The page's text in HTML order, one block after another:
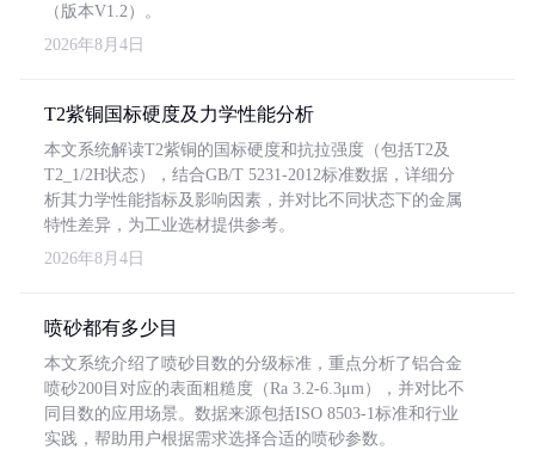
（版本V1.2）。
2026年8月4日
T2紫铜国标硬度及力学性能分析
本文系统解读T2紫铜的国标硬度和抗拉强度（包括T2及
T2_1/2H状态），结合GB/T 5231-2012标准数据，详细分
析其力学性能指标及影响因素，并对比不同状态下的金属
特性差异，为工业选材提供参考。
2026年8月4日
喷砂都有多少目
本文系统介绍了喷砂目数的分级标准，重点分析了铝合金
喷砂200目对应的表面粗糙度（Ra 3.2-6.3μm），并对比不
同目数的应用场景。数据来源包括ISO 8503-1标准和行业
实践，帮助用户根据需求选择合适的喷砂参数。